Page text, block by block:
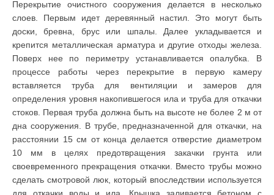
Перекрытие очистного сооружения делается в несколько
слоев. Первым идет деревянный настил. Это могут быть
доски, бревна, брус или шпалы. Далее укладывается и
крепится металлическая арматура и другие отходы железа.
Поверх нее по периметру устанавливается опалубка. В
процессе работы через перекрытие в первую камеру
вставляется труба для вентиляции и замеров для
определения уровня накопившегося ила и труба для откачки
стоков. Первая труба должна быть на высоте не более 2 м от
дна сооружения. В трубе, предназначенной для откачки, на
расстоянии 15 см от конца делается отверстие диаметром
10 мм в целях предотвращения закачки грунта или
своевременного прекращения откачки. Вместо трубы можно
сделать смотровой люк, который впоследствии используется
для откачки воды и ила. Крышка заливается бетоном с